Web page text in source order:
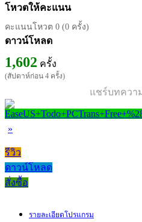
โหวตให้คะแนน
คะแนนโหวต 0 (0 ครั้ง)
ดาวน์โหลด
1,602 ครั้ง
(สัปดาห์ก่อน 4 ครั้ง)
แชร์บทควา
»
รีวิว
ดาวน์โหลด
สั่งซื้อ
รายละเอียดโปรแกรม